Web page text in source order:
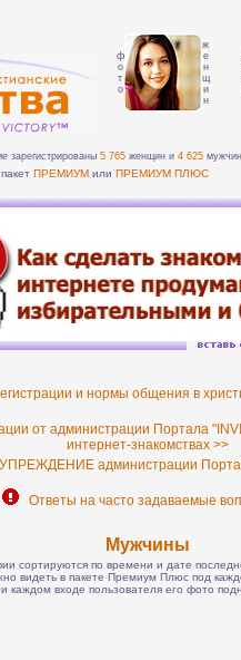
ф
о
т
о
ж
е
н
щ
и
н
зарегистрированы 5 765 женщин и 4 625 мужчин
ПРЕМИУМили ПРЕМИУМ ПЛЮС
и нормы общения в
от администрации Портала
интернет-знакомствах >>
администрации
Ответы на часто задаваемые
Мужчины
сортируются по времени и дате
видеть в пакете Премиум Плюс под
каждом входе пользователя его фото